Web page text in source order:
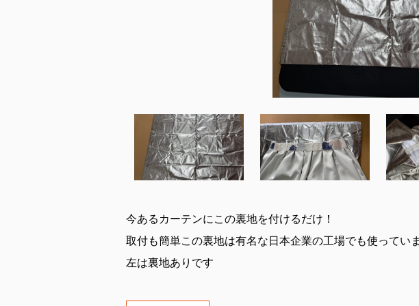
今あるカーテンにこの裏地を付けるだけ！
取付も簡単この裏地は有名な日本企業の工場でも使っていま
左は裏地ありです